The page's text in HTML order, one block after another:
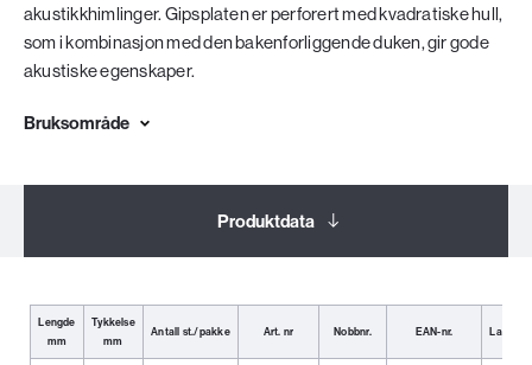
akustikkhimlinger. Gipsplaten er perforert med kvadratiske hull,
som i kombinasjon med den bakenforliggende duken, gir gode
akustiske egenskaper.
Bruksområde
Produktdata
Lengde
mm
Tykkelse
mm
Antall st./pakke Art. nr Nobbnr. EAN-nr.